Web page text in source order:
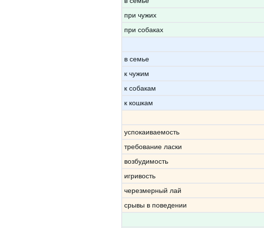
при чужих
при собаках
в семье
к чужим
к собакам
к кошкам
успокаиваемость
требование ласки
возбудимость
игривость
черезмерный лай
срывы в поведении